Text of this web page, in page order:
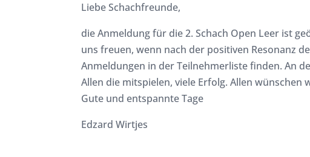
Liebe Schachfreunde,
die Anmeldung für die 2. Schach Open Leer ist
uns freuen, wenn nach der positiven Resonanz
Anmeldungen in der Teilnehmerliste finden. An
Allen die mitspielen, viele Erfolg. Allen wünschen
Gute und entspannte Tage
Edzard Wirtjes